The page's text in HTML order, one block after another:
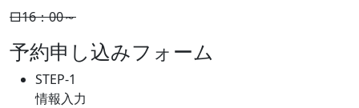
□16：00～
予約申し込みフォーム
STEP-1
情報入力